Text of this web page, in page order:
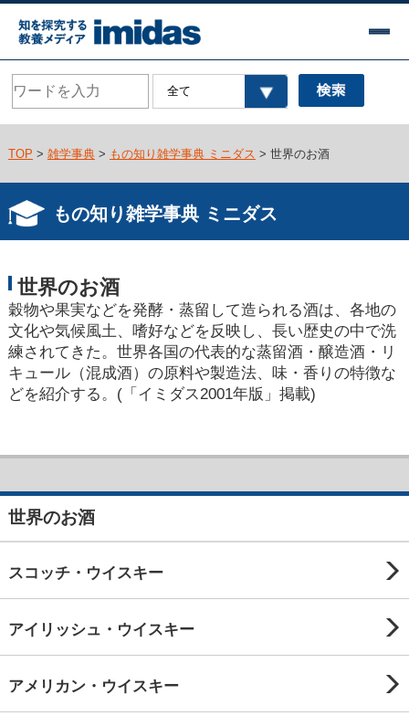
TOP > 雑学事典> もの知り雑学事典 ミニダス > 世界のお酒
もの知り雑学事典 ミニダス
世界のお酒
穀物や果実などを発酵・蒸留して造られる酒は、各地の
文化や気候風土、嗜好などを反映し、長い歴史の中で洗
練されてきた。世界各国の代表的な蒸留酒・醸造酒・リ
キュール（混成酒）の原料や製造法、味・香りの特徴な
どを紹介する。(「イミダス2001年版」掲載)
世界のお酒
スコッチ・ウイスキー
アイリッシュ・ウイスキー
アメリカン・ウイスキー